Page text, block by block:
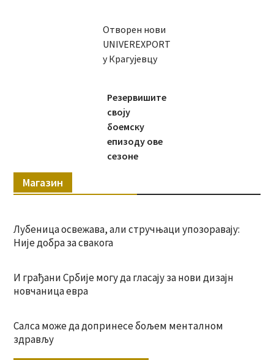
Отворен нови
UNIVEREXPORT
у Крагујевцу
Резервишите
своју
боемску
епизоду ове
сезоне
Магазин
Лубеница освежава, али стручњаци упозоравају:
Није добра за свакога
И грађани Србије могу да гласају за нови дизајн
новчаница евра
Салса може да допринесе бољем менталном
здрављу